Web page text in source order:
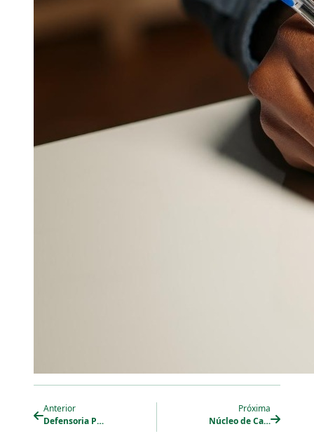
Anterior
Defensoria Pública de Pernambuco obtém liminar no STF e suspende reintegração de posse de 200 famílias em Gravatá
Próxima
Núcleo de Caruaru da Defensoria Pública de Pernambuco recebe estudantes em atividade de imersão na Psicologia Jurídica